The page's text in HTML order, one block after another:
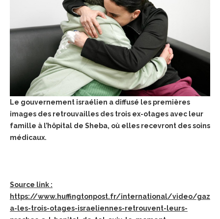
Le gouvernement israélien a diffusé les premières
images des retrouvailles des trois ex-otages avec leur
famille à l’hôpital de Sheba, où elles recevront des soins
médicaux.
Source link :
https://www.huffingtonpost.fr/international/video/gaz
a-les-trois-otages-israeliennes-retrouvent-leurs-